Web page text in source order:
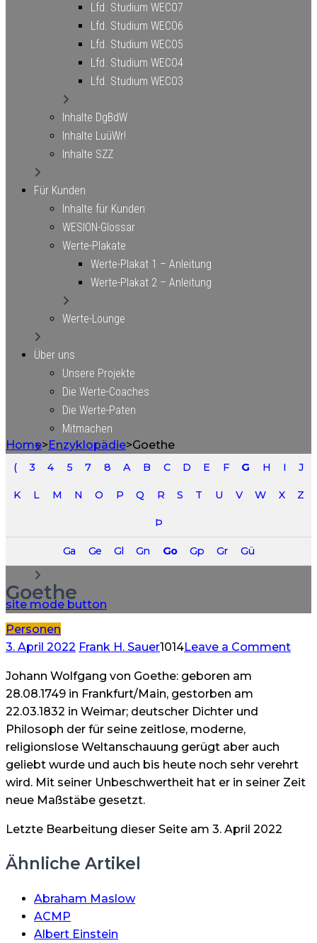
Lfd. Studium WECO7
Lfd. Studium WECO6
Lfd. Studium WECO5
Lfd. Studium WECO4
Lfd. Studium WECO3
Inhalte DgBdW
Inhalte LuüWr!
Inhalte SZZ
Für Kunden
Inhalte für Kunden
WESION-Glossar
Werte-Plakate
Werte-Plakat 1 – Anleitung
Werte-Plakat 2 – Anleitung
Werte-Lounge
Über uns
Unsere Projekte
Die Werte-Coaches
Die Werte-Paten
Mitmachen
Newsletter
Anfahrt Köln – VALUES ACADEMY Office-Lounge
Anfahrt Linz – VALUES ACADEMY Ernst
Anfahrt Berlin – VALUES ACADEMY Josefine
Anfahrt Langgöns – VALUES ACADEMY Jessica
site mode button
Home>Enzyklopädie>Goethe
( 3 4 5 7 8 A B C D E F G H I J
K L M N O P Q R S T U V W X Z
Þ
Ga Ge Gl Gn Go Gp Gr Gü
Goethe
Personen
3. April 2022 Frank H. Sauer1014Leave a Commenton
Johann Wolfgang von Goethe: geboren am
28.08.1749 in Frankfurt/Main, gestorben am
22.03.1832 in Weimar; deutscher Dichter und
Philosoph der für seine zeitlose, moderne,
religionslose Weltanschauung gerügt aber auch
geliebt wurde und auch bis heute noch sehr verehrt
wird. Mit seiner Unbeschwertheit hat er in seiner Zeit
neue Maßstäbe gesetzt.
Letzte Bearbeitung dieser Seite am 3. April 2022
Ähnliche Artikel
Abraham Maslow
ACMP
Albert Einstein